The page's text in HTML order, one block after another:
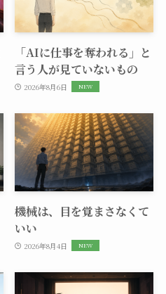
「AIに仕事を奪われる」と
言う人が見ていないもの
2026年8月6日
機械は、目を覚まさなくて
いい
2026年8月4日